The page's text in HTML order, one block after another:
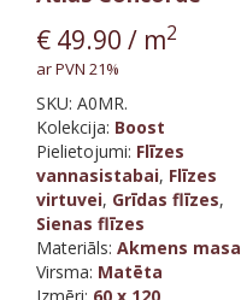
€ 49.90 / m2
ar PVN 21%
SKU: A0MR.
Kolekcija: Boost
Pielietojumi: Flīzes
vannasistabai, Flīzes
virtuvei, Grīdas flīzes,
Sienas flīzes
Materiāls: Akmens masa
Virsma: Matēta